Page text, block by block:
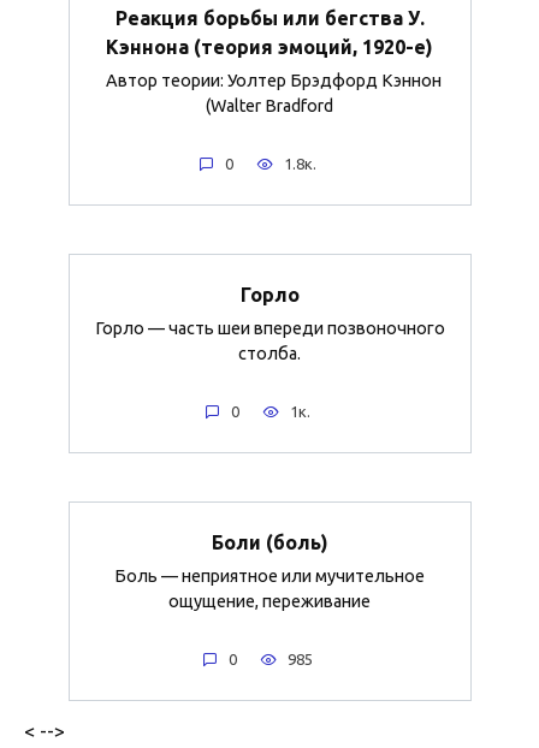
Реакция борьбы или бегства У.
Кэннона (теория эмоций, 1920-е)
Автор теории: Уолтер Брэдфорд Кэннон
(Walter Bradford
0 1.8к.
Горло
Горло — часть шеи впереди позвоночного
столба.
0 1к.
Боли (боль)
Боль — неприятное или мучительное
ощущение, переживание
0 985
< -->